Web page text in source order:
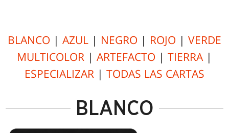
BLANCO | AZUL | NEGRO | ROJO | VERDE
MULTICOLOR | ARTEFACTO | TIERRA|
ESPECIALIZAR | TODAS LAS CARTAS
BLANCO